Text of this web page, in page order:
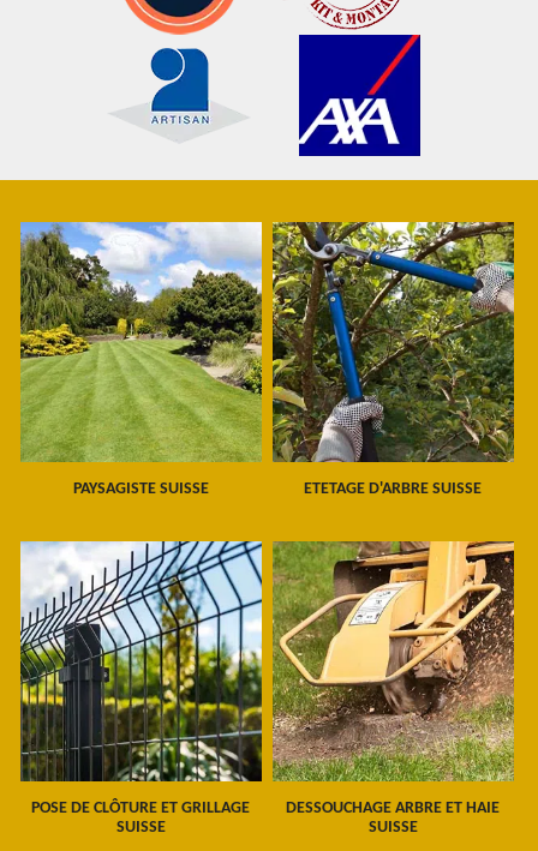
PAYSAGISTE SUISSE ETETAGE D'ARBRE SUISSE
POSE DE CLÔTURE ET GRILLAGE
SUISSE
DESSOUCHAGE ARBRE ET HAIE
SUISSE